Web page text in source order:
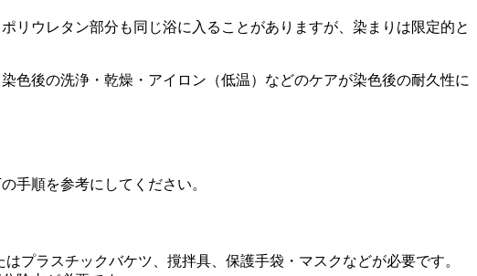
リウレタン部分も同じ浴に入ることがありますが、染まりは限定的と
色後の洗浄・乾燥・アイロン（低温）などのケアが染色後の耐久性に
手順を参考にしてください。
プラスチックバケツ、撹拌具、保護手袋・マスクなどが必要です。